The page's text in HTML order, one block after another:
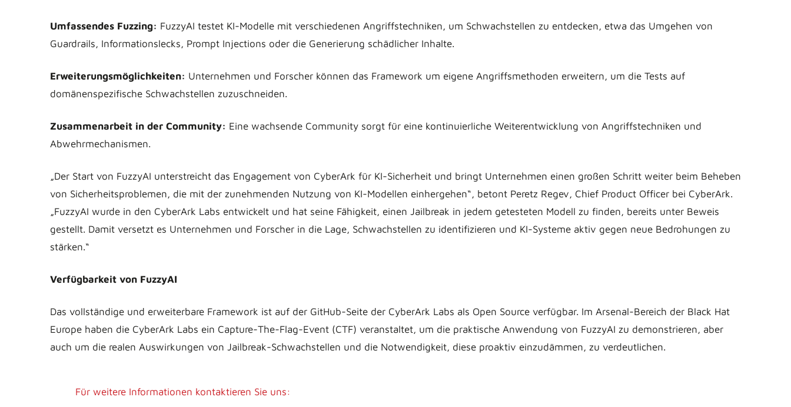
Umfassendes Fuzzing: FuzzyAI testet KI-Modelle mit verschiedenen Angriffstechniken, um Schwachstellen zu entdecken, etwa das Umgehen von
Guardrails, Informationslecks, Prompt Injections oder die Generierung schädlicher Inhalte.
Erweiterungsmöglichkeiten: Unternehmen und Forscher können das Framework um eigene Angriffsmethoden erweitern, um die Tests auf
domänenspezifische Schwachstellen zuzuschneiden.
Zusammenarbeit in der Community: Eine wachsende Community sorgt für eine kontinuierliche Weiterentwicklung von Angriffstechniken und
Abwehrmechanismen.
„Der Start von FuzzyAI unterstreicht das Engagement von CyberArk für KI-Sicherheit und bringt Unternehmen einen großen Schritt weiter beim Beheben
von Sicherheitsproblemen, die mit der zunehmenden Nutzung von KI-Modellen einhergehen“, betont Peretz Regev, Chief Product Officer bei CyberArk.
„FuzzyAI wurde in den CyberArk Labs entwickelt und hat seine Fähigkeit, einen Jailbreak in jedem getesteten Modell zu finden, bereits unter Beweis
gestellt. Damit versetzt es Unternehmen und Forscher in die Lage, Schwachstellen zu identifizieren und KI-Systeme aktiv gegen neue Bedrohungen zu
stärken.“
Verfügbarkeit von FuzzyAI
Das vollständige und erweiterbare Framework ist auf der GitHub-Seite der CyberArk Labs als Open Source verfügbar. Im Arsenal-Bereich der Black Hat
Europe haben die CyberArk Labs ein Capture-The-Flag-Event (CTF) veranstaltet, um die praktische Anwendung von FuzzyAI zu demonstrieren, aber
auch um die realen Auswirkungen von Jailbreak-Schwachstellen und die Notwendigkeit, diese proaktiv einzudämmen, zu verdeutlichen.
Für weitere Informationen kontaktieren Sie uns: